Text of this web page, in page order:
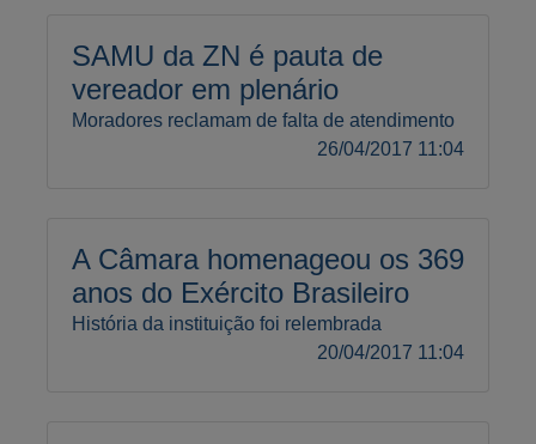
SAMU da ZN é pauta de
vereador em plenário
Moradores reclamam de falta de atendimento
26/04/2017 11:04
A Câmara homenageou os 369
anos do Exército Brasileiro
História da instituição foi relembrada
20/04/2017 11:04